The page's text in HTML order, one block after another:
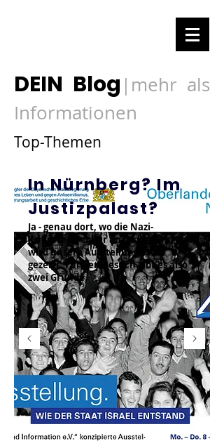
DEIN Blog | mehr als
Informationen
Top-Themen
In Nürnberg? Im
Justizpalast?
Ja - genau dort, wo die Nazi-
Kriegsverbrecher angeklagt wurden,
wird unsere Ausstellung 1948
gezeigt. Für den Besuch gibt es also
zwei Gründe.